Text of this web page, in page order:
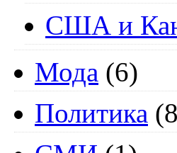
США и
Мода (6)
Политика